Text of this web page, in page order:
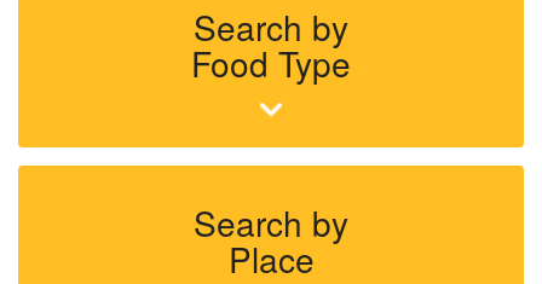
Search by
Food Type
Search by
Place